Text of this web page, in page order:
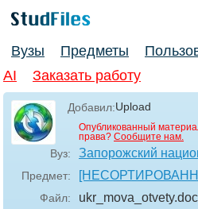
Вузы Предметы
AI
Заказать работу
Добавил:Upload
Опубликованный
права? Сообщите нам.
Вуз: Запорожский
Предмет:
Файл: ukr_mova_otvety.doc